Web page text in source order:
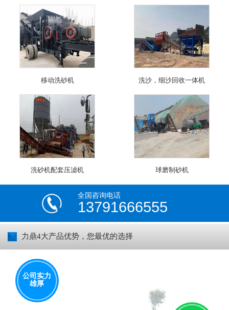
移动洗砂机 洗沙，细沙回收一体机
洗砂机配套压滤机 球磨制砂机
全国咨询电话
13791666555
力鼎4大产品优势，您最优的选择
公司实力
雄厚